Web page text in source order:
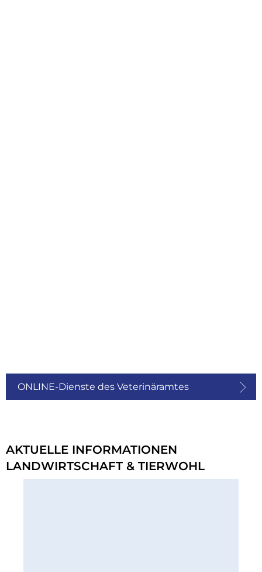
ONLINE-Dienste des Veterinäramtes
AKTUELLE INFORMATIONEN
LANDWIRTSCHAFT & TIERWOHL